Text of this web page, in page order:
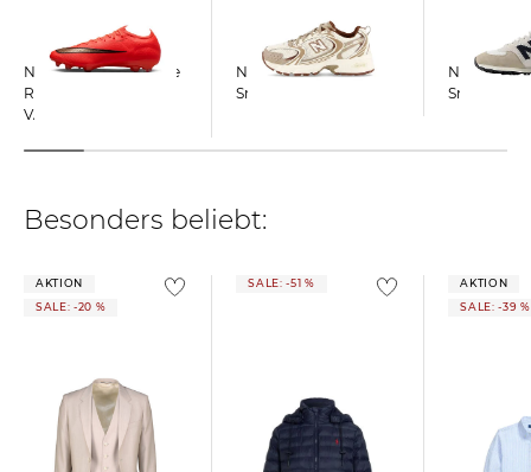
Nike | Fußballschuhe
Rasen MERCURIAL
VAPOR 17 ELITE
New Balance |
Sneaker 530
New
Sneaker
Besonders beliebt:
AKTION
SALE: -20 %
SALE: -51 %
AKTION
SALE: -39 %